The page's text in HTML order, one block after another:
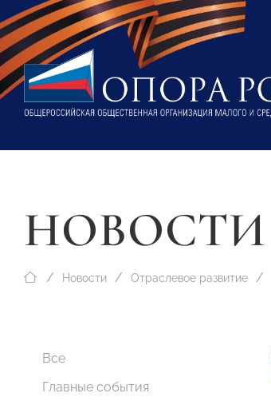
НОВОСТИ
Новости Отраслевое развитие
Все
Главные события